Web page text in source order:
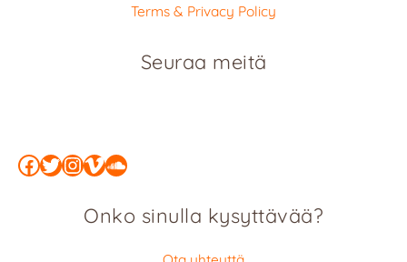
Terms & Privacy Policy
Seuraa meitä
Facebook
Twitter
Instagram
Vimeo
SoundCloud
Onko sinulla kysyttävää?